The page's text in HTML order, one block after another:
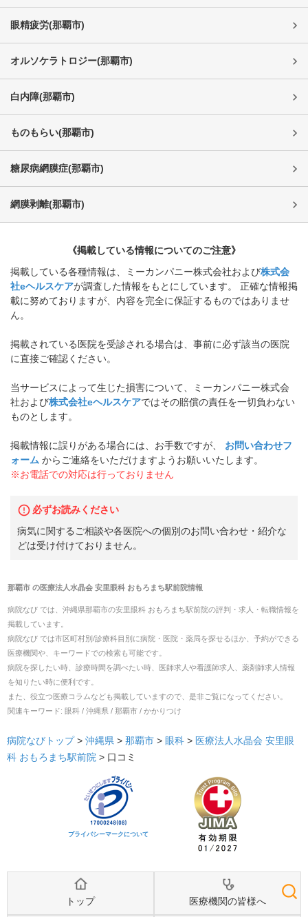
眼精疲労(那覇市)
オルソケラトロジー(那覇市)
白内障(那覇市)
ものもらい(那覇市)
糖尿病網膜症(那覇市)
網膜剥離(那覇市)
《掲載している情報についてのご注意》
掲載している各種情報は、ミーカンパニー株式会社および株式会
社eヘルスケアが調査した情報をもとにしています。 正確な情報掲
載に努めておりますが、内容を完全に保証するものではありませ
ん。
掲載されている医院を受診される場合は、事前に必ず該当の医院
に直接ご確認ください。
当サービスによって生じた損害について、ミーカンパニー株式会
社および株式会社eヘルスケアではその賠償の責任を一切負わない
ものとします。
掲載情報に誤りがある場合には、お手数ですが、
お問い合わせフ
ォーム からご連絡をいただけますようお願いいたします。
※お電話での対応は行っておりません
必ずお読みください
病気に関するご相談や各医院への個別のお問い合わせ・紹介な
どは受け付けておりません。
那覇市の医療法人水晶会 安里眼科 おもろまち駅前院情報
病院なび では、 沖縄県那覇市の安里眼科 おもろまち駅前院の評判・求人・転職情報を
掲載しています。
病院なび では市区町村別/診療科目別に病院・医院・薬局を探せるほか、予約ができる
医療機関や、キーワードでの検索も可能です。
病院を探したい時、診療時間を調べたい時、医師求人や看護師求人、薬剤師求人情報
を知りたい時に便利です。
また、役立つ医療コラムなども掲載していますので、是非ご覧になってください。
関連キーワード: 眼科 / 沖縄県 / 那覇市 / かかりつけ
病院なびトップ > 沖縄県 > 那覇市 > 眼科 > 医療法人水晶会 安里眼
科 おもろまち駅前院 > 口コミ
プライバシーマークについて
トップ 医療機関の皆様へ